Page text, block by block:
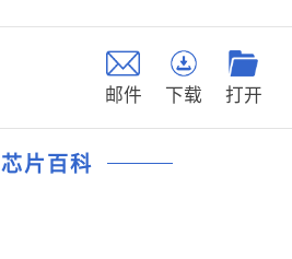
邮件 下载 打开
芯片百科